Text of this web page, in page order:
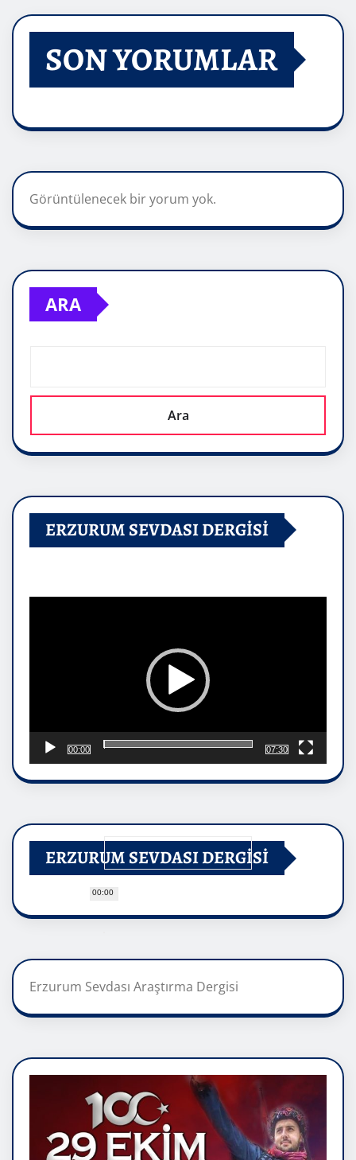
SON YORUMLAR
Görüntülenecek bir yorum yok.
ARA
Ara
ERZURUM SEVDASI DERGİSİ
00:00
00:00
07:30
ERZURUM SEVDASI DERGİSİ
Erzurum Sevdası Araştırma Dergisi